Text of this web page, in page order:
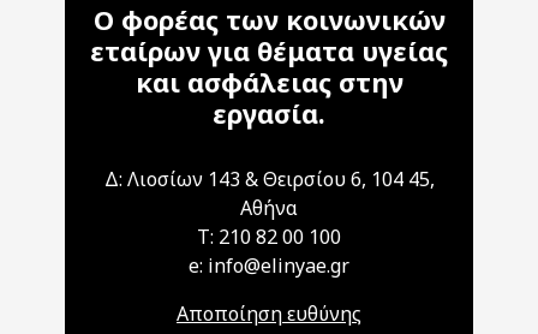
Ο φορέας των κοινωνικών
εταίρων για θέματα υγείας
και ασφάλειας στην
εργασία.
Δ: Λιοσίων 143 & Θειρσίου 6, 104 45,
Αθήνα
T: 210 82 00 100
e: info@elinyae.gr
Αποποίηση ευθύνης